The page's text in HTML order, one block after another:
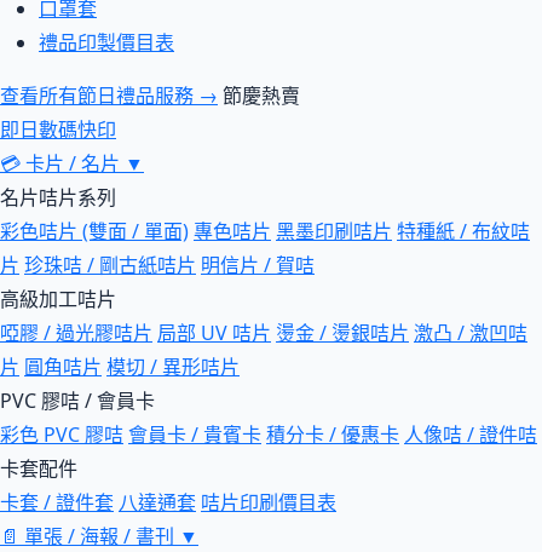
口罩套
禮品印製價目表
查看所有節日禮品服務 → 節慶熱賣
即日數碼快印
💳卡片 / 名片 ▼
名片咭片系列
彩色咭片 (雙面 / 單面)專色咭片 黑墨印刷咭片 特種紙 / 布紋咭
片 珍珠咭 / 剛古紙咭片 明信片 / 賀咭
高級加工咭片
啞膠 / 過光膠咭片 局部 UV 咭片 燙金 / 燙銀咭片 激凸 / 激凹咭
片 圓角咭片 模切 / 異形咭片
PVC 膠咭 / 會員卡
彩色 PVC 膠咭會員卡 / 貴賓卡積分卡 / 優惠卡 人像咭 / 證件咭
卡套配件
卡套 / 證件套 八達通套 咭片印刷價目表
📄 單張 / 海報 / 書刊 ▼